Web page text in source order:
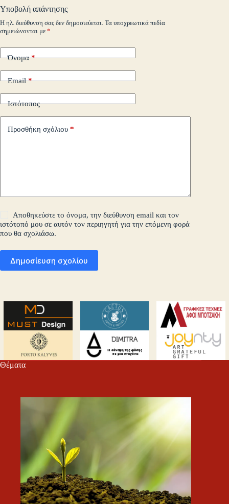
m
pp
εί
Υποβολή απάντησης
Η ηλ. διεύθυνση σας δεν δημοσιεύεται. Τα υποχρεωτικά πεδία
σημειώνονται με *
Όνομα*
Email*
Ιστότοπος
Προσθήκη σχόλιου *
Αποθηκεύστε το όνομα, την διεύθυνση email και τον
ιστότοπό μου σε αυτόν τον περιηγητή για την επόμενη φορά
που θα σχολιάσω.
Δημοσίευση σχολίου
Θέματα